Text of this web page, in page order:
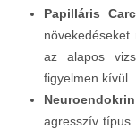
Papilláris
az alapos
figyelmen kívül.
agresszív